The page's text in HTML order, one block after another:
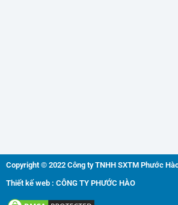
Copyright © 2022 Công ty TNHH SXTM Phước
Thiết kế web : CÔNG TY PHƯỚC HÀO